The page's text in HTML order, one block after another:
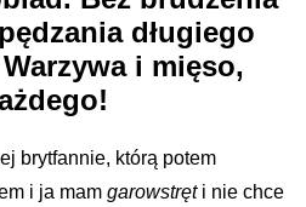
długiego
i mięso,
brytfannie, którą potem
i ja mam garowstręti nie chce